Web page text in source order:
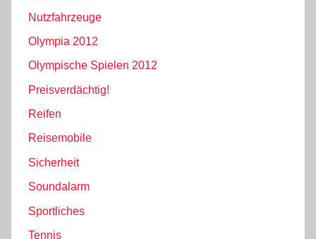
Nutzfahrzeuge
Olympia 2012
Olympische Spielen 2012
Preisverdächtig!
Reifen
Reisemobile
Sicherheit
Soundalarm
Sportliches
Tennis